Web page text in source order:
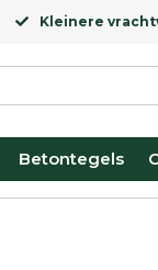
Kleinere
Betontegels